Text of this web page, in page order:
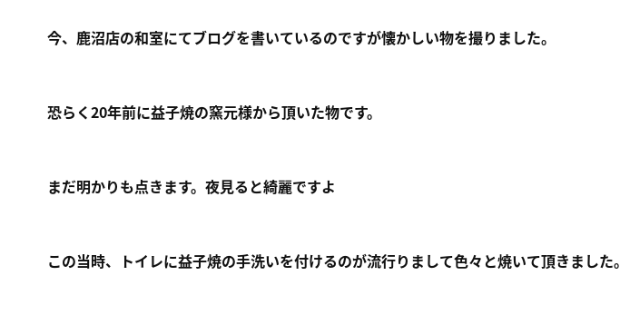
今、鹿沼店の和室にてブログを書いているのですが懐かしい物を撮りました。
恐らく20年前に益子焼の窯元様から頂いた物です。
まだ明かりも点きます。夜見ると綺麗ですよ
この当時、トイレに益子焼の手洗いを付けるのが流行りまして色々と焼いて頂きました。